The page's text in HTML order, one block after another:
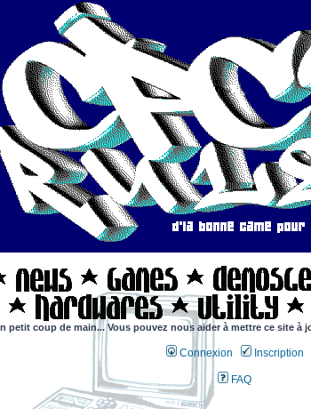
petit coup de main... Vous pouvez nous aider à mettre ce site à
Connexion Inscription
FAQ